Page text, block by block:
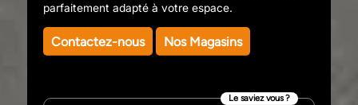
parfaitement adapté à votre espace.
Contactez-nous Nos Magasins
Le saviez vous ?